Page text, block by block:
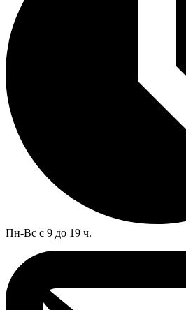
Пн-Вс с 9 до 19 ч.